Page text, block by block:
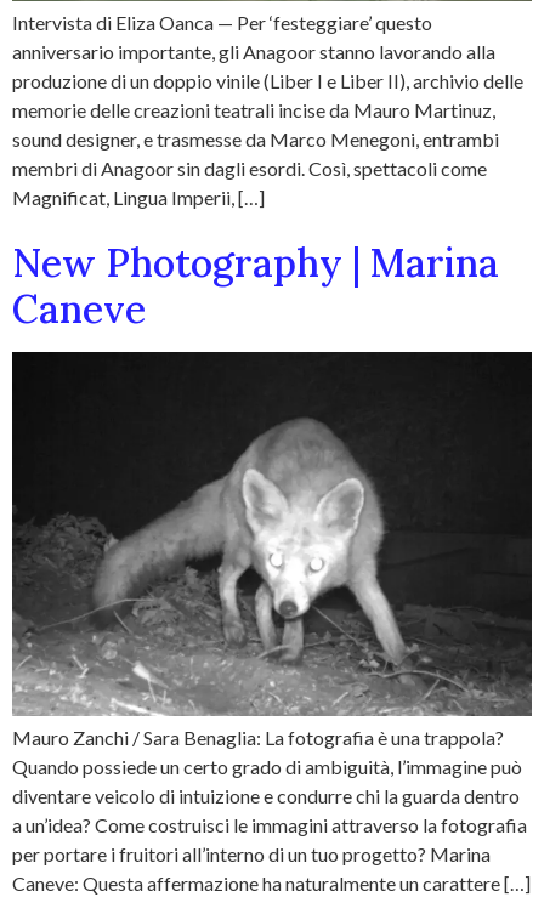
Intervista di Eliza Oanca — Per ‘festeggiare’ questo
anniversario importante, gli Anagoor stanno lavorando alla
produzione di un doppio vinile (Liber I e Liber II), archivio delle
memorie delle creazioni teatrali incise da Mauro Martinuz,
sound designer, e trasmesse da Marco Menegoni, entrambi
membri di Anagoor sin dagli esordi. Così, spettacoli come
Magnificat, Lingua Imperii, […]
New Photography | Marina
Caneve
Mauro Zanchi / Sara Benaglia: La fotografia è una trappola?
Quando possiede un certo grado di ambiguità, l’immagine può
diventare veicolo di intuizione e condurre chi la guarda dentro
a un’idea? Come costruisci le immagini attraverso la fotografia
per portare i fruitori all’interno di un tuo progetto? Marina
Caneve: Questa affermazione ha naturalmente un carattere […]